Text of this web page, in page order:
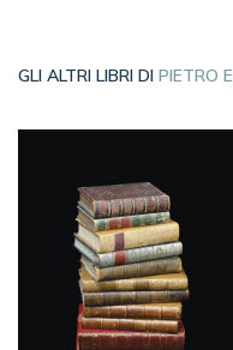
GLI ALTRI LIBRI DI PIETRO